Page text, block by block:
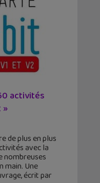
activités
»
de plus en plus
avec la
nombreuses
main. Une
écrit par